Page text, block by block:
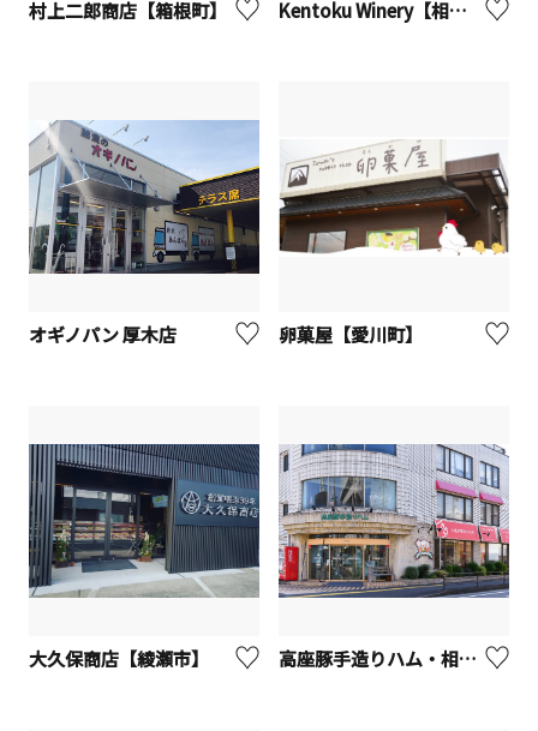
村上二郎商店【箱根町】 Kentoku Winery【相模原市中央区】
オギノパン 厚木店 卵菓屋【愛川町】
大久保商店【綾瀬市】 高座豚手造りハム・相模原店